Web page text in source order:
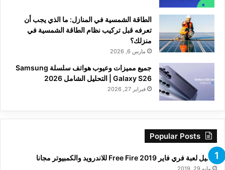
الطاقة الشمسية في المنازل: ما الذي يجب أن
تعرفه قبل تركيب نظام الطاقة الشمسية في
منزلك؟
مارس 6, 2026
جميع مميزات وعيوب هواتف سلسلة Samsung
Galaxy S26 | التحليل الشامل 2026
فبراير 27, 2026
Popular Posts
تحميل لعبة فري فاير Free Fire 2019 للاندرويد والكمبيوتر مجانا
مايو 29, 2019